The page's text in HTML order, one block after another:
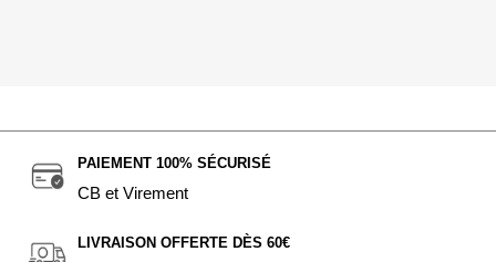
PAIEMENT 100% SÉCURISÉ
CB et Virement
LIVRAISON OFFERTE DÈS 60€